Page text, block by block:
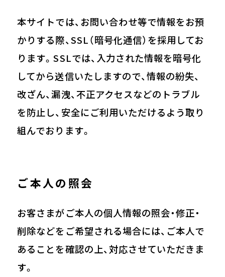
本サイトでは、お問い合わせ等で情報をお預
かりする際、SSL（暗号化通信）を採用してお
ります。SSLでは、入力された情報を暗号化
してから送信いたしますので、情報の紛失、
改ざん、漏洩、不正アクセスなどのトラブル
を防止し、安全にご利用いただけるよう取り
組んでおります。
ご本人の照会
お客さまがご本人の個人情報の照会・修正・
削除などをご希望される場合には、ご本人で
あることを確認の上、対応させていただきま
す。